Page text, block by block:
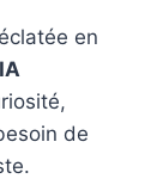
en
IA
de